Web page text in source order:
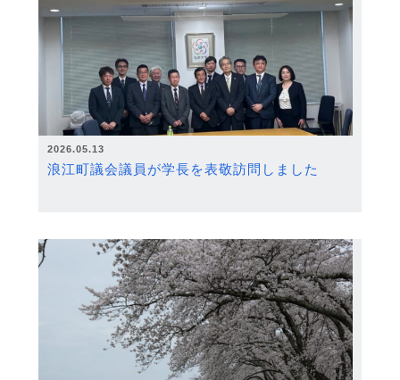
2026.05.13
浪江町議会議員が学長を表敬訪問しました